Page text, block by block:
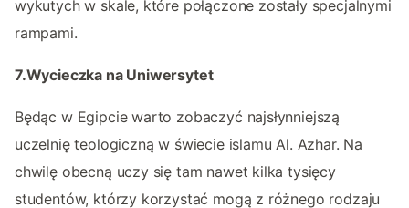
wykutych w skale, które połączone zostały specjalnymi
rampami.
7.Wycieczka na Uniwersytet
Będąc w Egipcie warto zobaczyć najsłynniejszą
uczelnię teologiczną w świecie islamu Al. Azhar. Na
chwilę obecną uczy się tam nawet kilka tysięcy
studentów, którzy korzystać mogą z różnego rodzaju